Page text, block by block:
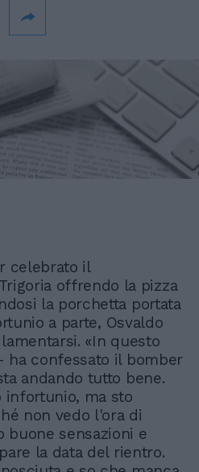
celebrato il
offrendo la pizza
la porchetta portata
a parte, Osvaldo
«In questo
ha confessato il bomber
andando tutto bene.
infortunio, ma sto
non vedo l'ora di
buone sensazioni e
la data del rientro.